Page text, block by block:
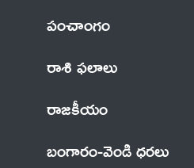
పంచాంగం
రాశి ఫలాలు
రాజకీయం
బంగారం-వెండి ధరలు